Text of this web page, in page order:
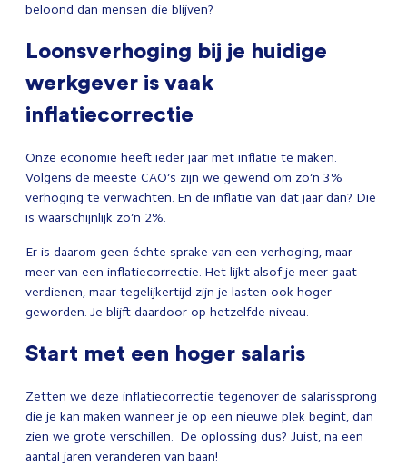
beloond dan mensen die blijven?
Loonsverhoging bij je huidige
werkgever is vaak
inflatiecorrectie
Onze economie heeft ieder jaar met inflatie te maken.
Volgens de meeste CAO’s zijn we gewend om zo’n 3%
verhoging te verwachten. En de inflatie van dat jaar dan? Die
is waarschijnlijk zo’n 2%.
Er is daarom geen échte sprake van een verhoging, maar
meer van een inflatiecorrectie. Het lijkt alsof je meer gaat
verdienen, maar tegelijkertijd zijn je lasten ook hoger
geworden. Je blijft daardoor op hetzelfde niveau.
Start met een hoger salaris
Zetten we deze inflatiecorrectie tegenover de salarissprong
die je kan maken wanneer je op een nieuwe plek begint, dan
zien we grote verschillen. De oplossing dus? Juist, na een
aantal jaren veranderen van baan!